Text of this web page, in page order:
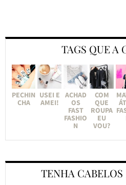
TAGS QUE A
PECHIN
CHA
USEI E
AMEI!
ACHAD
OS
FAST
FASHIO
N
COM
QUE
ROUPA
EU
VOU?
TENHA